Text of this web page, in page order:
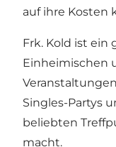
auf ihre Kosten
Frk. Kold ist
Einheimischen
Singles-Partys
beliebten
macht.